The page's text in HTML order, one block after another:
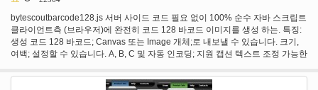
bytescoutbarcode128.js 서버 사이드 코드 필요 없이 100% 순수 자바 스크립트
클라이언트측 (브라우저)에 완전히 코드 128 바코드 이미지를 생성 하는. 특징:
생성 코드 128 바코드; Canvas 또는 Image 개체;로 내보낼 수 있습니다. 크기,
여백; 설정할 수 있습니다. A, B, C 및 자동 인코딩; 지원 캡션 텍스트 조정 가능한